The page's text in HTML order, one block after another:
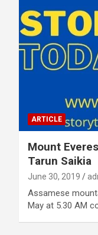
ARTICLE
Mount
Tarun Saikia
June 30, 2019
Assamese
May at 5.30 AM